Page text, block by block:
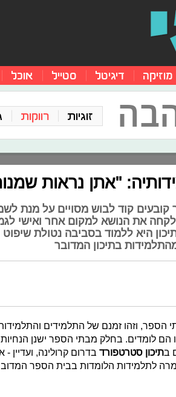
מוזיקה דיגיטל סטייל אוכל
זוגיות רווקות
"אתן נראות
קוד לבוש מסויים על מנת
את הנושא למקום אחר ואישי
היא ללמוד בסביבה נטולת
בתיכון המדובר
הספר, וזהו זמנם של התלמידים
לומדים. בחלק מבתי הספר ישנן הנחיות
בתיכון סטרטפורד בדרום קרולינה, ועדיין
לתלמידות הלומדות בבית הספר